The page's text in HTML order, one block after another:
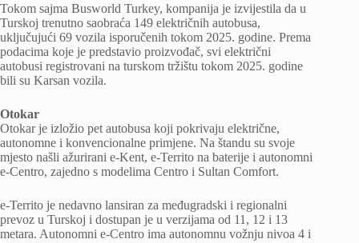
Tokom sajma Busworld Turkey, kompanija je izvijestila da u
Turskoj trenutno saobraća 149 električnih autobusa,
uključujući 69 vozila isporučenih tokom 2025. godine. Prema
podacima koje je predstavio proizvođač, svi električni
autobusi registrovani na turskom tržištu tokom 2025. godine
bili su Karsan vozila.
Otokar
Otokar je izložio pet autobusa koji pokrivaju električne,
autonomne i konvencionalne primjene. Na štandu su svoje
mjesto našli ažurirani e-Kent, e-Territo na baterije i autonomni
e-Centro, zajedno s modelima Centro i Sultan Comfort.
e-Territo je nedavno lansiran za međugradski i regionalni
prevoz u Turskoj i dostupan je u verzijama od 11, 12 i 13
metara. Autonomni e-Centro ima autonomnu vožnju nivoa 4 i